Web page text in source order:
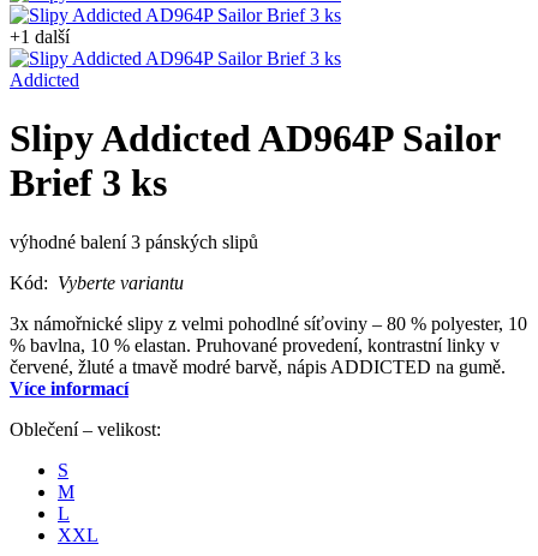
+1 další
Addicted
Slipy Addicted AD964P Sailor
Brief 3 ks
výhodné balení 3 pánských slipů
Kód: Vyberte variantu
3x námořnické slipy z velmi pohodlné síťoviny – 80 % polyester, 10
% bavlna, 10 % elastan. Pruhované provedení, kontrastní linky v
červené, žluté a tmavě modré barvě, nápis ADDICTED na gumě.
Více informací
Oblečení – velikost:
S
M
L
XXL